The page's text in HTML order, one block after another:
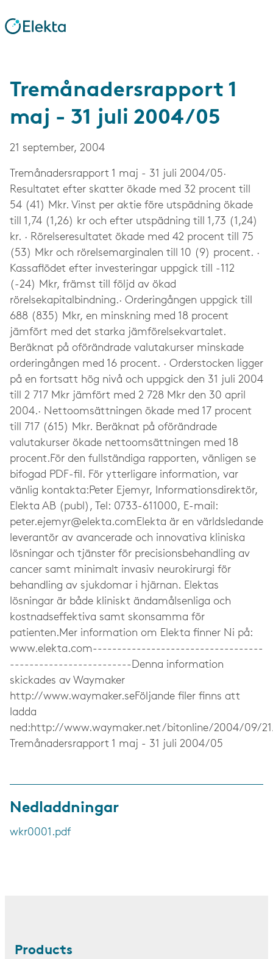
Tremånadersrapport 1
maj - 31 juli 2004/05
21 september, 2004
Tremånadersrapport 1 maj - 31 juli 2004/05·
Resultatet efter skatter ökade med 32 procent till
54 (41) Mkr. Vinst per aktie före utspädning ökade
till 1,74 (1,26) kr och efter utspädning till 1,73 (1,24)
kr. · Rörelseresultatet ökade med 42 procent till 75
(53) Mkr och rörelsemarginalen till 10 (9) procent. ·
Kassaflödet efter investeringar uppgick till -112
(-24) Mkr, främst till följd av ökad
rörelsekapitalbindning.· Orderingången uppgick till
688 (835) Mkr, en minskning med 18 procent
jämfört med det starka jämförelsekvartalet.
Beräknat på oförändrade valutakurser minskade
orderingången med 16 procent. · Orderstocken ligger
på en fortsatt hög nivå och uppgick den 31 juli 2004
till 2 717 Mkr jämfört med 2 728 Mkr den 30 april
2004.· Nettoomsättningen ökade med 17 procent
till 717 (615) Mkr. Beräknat på oförändrade
valutakurser ökade nettoomsättningen med 18
procent.För den fullständiga rapporten, vänligen se
bifogad PDF-fil. För ytterligare information, var
vänlig kontakta:Peter Ejemyr, Informationsdirektör,
Elekta AB (publ), Tel: 0733-611000, E-mail:
peter.ejemyr@elekta.comElekta är en världsledande
leverantör av avancerade och innovativa kliniska
lösningar och tjänster för precisionsbehandling av
cancer samt minimalt invasiv neurokirurgi för
behandling av sjukdomar i hjärnan. Elektas
lösningar är både kliniskt ändamålsenliga och
kostnadseffektiva samt skonsamma för
patienten.Mer information om Elekta finner Ni på:
www.elekta.com-----------------------------------
-------------------------Denna information
skickades av Waymaker
http://www.waymaker.seFöljande filer finns att
ladda
ned:http://www.waymaker.net/bitonline/2004/09/
Tremånadersrapport 1 maj - 31 juli 2004/05
Nedladdningar
wkr0001.pdf
Products